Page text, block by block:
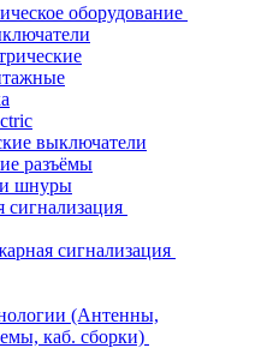
оборудование
выключатели
разъёмы
шнуры
сигнализация
(Антенны,
каб. сборки)